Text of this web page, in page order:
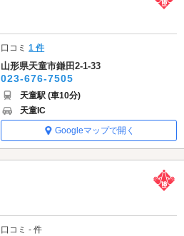
口コミ1 件
山形県天童市鎌田2-1-33
023-676-7505
天童駅 (車10分)
天童IC
Googleマップで開く
口コミ - 件